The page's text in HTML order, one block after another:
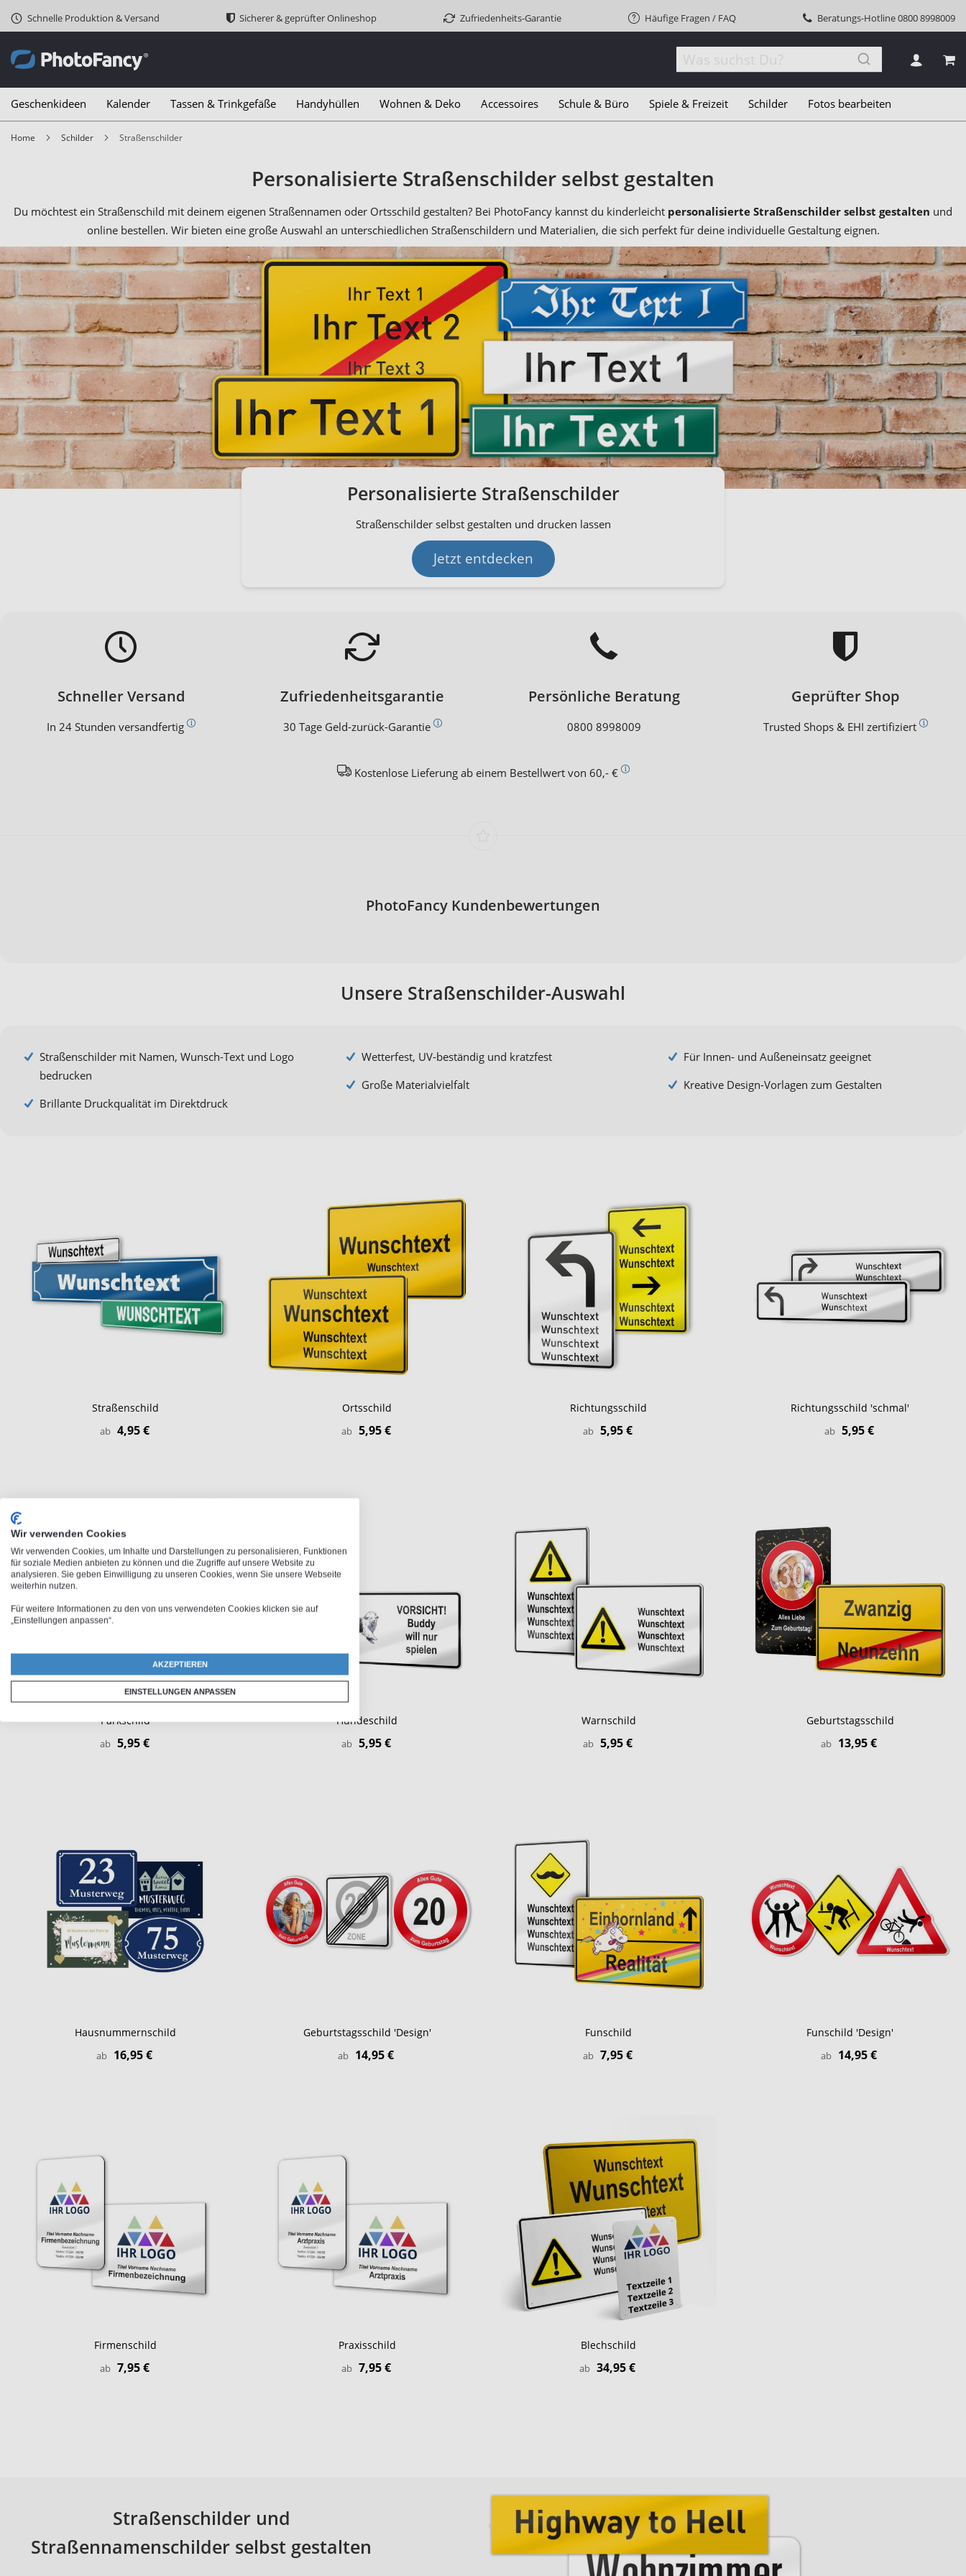
Schnelle Produktion & Versand Sicherer & geprüfter Onlineshop Zufriedenheits-Garantie Häufige Fragen / FAQ Beratungs-Hotline0800 8998009
Geschenkideen Kalender Tassen & Trinkgefäße Handyhüllen Wohnen & Deko Accessoires Schule & Büro Spiele & Freizeit Schilder Fotos bearbeiten
Home Schilder Straßenschilder
Personalisierte Straßenschilder selbst gestalten
Du möchtest ein Straßenschild mit deinem eigenen Straßennamen oder Ortsschild gestalten? Bei PhotoFancy kannst du kinderleicht personalisierte Straßenschilder selbst gestalten und
online bestellen. Wir bieten eine große Auswahl an unterschiedlichen Straßenschildern und Materialien, die sich perfekt für deine individuelle Gestaltung eignen.
Personalisierte Straßenschilder
Straßenschilder selbst gestalten und drucken lassen
Jetzt entdecken
Schneller Versand
In 24 Stunden versandfertig
Zufriedenheitsgarantie
30 Tage Geld-zurück-Garantie
Persönliche Beratung
0800 8998009
Geprüfter Shop
Trusted Shops & EHI zertifiziert
Kostenlose Lieferung ab einem Bestellwert von 60,- €
PhotoFancy Kundenbewertungen
Unsere Straßenschilder-Auswahl
Straßenschilder mit Namen, Wunsch-Text und Logo
bedrucken
Brillante Druckqualität im Direktdruck
Wetterfest, UV-beständig und kratzfest
Große Materialvielfalt
Für Innen- und Außeneinsatz geeignet
Kreative Design-Vorlagen zum Gestalten
Straßenschild
ab 4,95 €
Ortsschild
ab 5,95 €
Richtungsschild
ab 5,95 €
Richtungsschild 'schmal'
ab 5,95 €
Parkschild
ab 5,95 €
Hundeschild
ab 5,95 €
Warnschild
ab 5,95 €
Geburtstagsschild
ab 13,95 €
Hausnummernschild
ab 16,95 €
Geburtstagsschild 'Design'
ab 14,95 €
Funschild
ab 7,95 €
Funschild 'Design'
ab 14,95 €
Firmenschild
ab 7,95 €
Praxisschild
ab 7,95 €
Blechschild
ab 34,95 €
Straßenschilder und
Straßennamenschilder selbst gestalten
Wir verwenden Cookies
Wir verwenden Cookies, um Inhalte und Darstellungen zu personalisieren, Funktionen
für soziale Medien anbieten zu können und die Zugriffe auf unsere Website zu
analysieren. Sie geben Einwilligung zu unseren Cookies, wenn Sie unsere Webseite
weiterhin nutzen.
Für weitere Informationen zu den von uns verwendeten Cookies klicken sie auf
„Einstellungen anpassen“.
AKZEPTIEREN
EINSTELLUNGEN ANPASSEN